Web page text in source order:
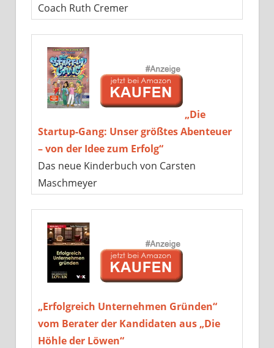
Coach Ruth Cremer
„Die
Startup-Gang: Unser größtes Abenteuer
– von der Idee zum Erfolg“
Das neue Kinderbuch von Carsten
Maschmeyer
„Erfolgreich Unternehmen Gründen“
vom Berater der Kandidaten aus „Die
Höhle der Löwen“